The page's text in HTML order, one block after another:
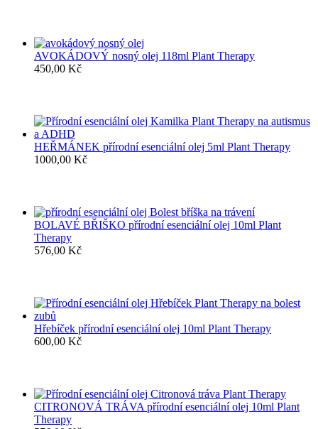
AVOKÁDOVÝ nosný olej 118ml Plant Therapy
450,00 Kč
HEŘMÁNEK přírodní esenciální olej 5ml Plant Therapy
1000,00 Kč
BOLAVÉ BŘIŠKO přírodní esenciální olej 10ml Plant
Therapy
576,00 Kč
Hřebíček přírodní esenciální olej 10ml Plant Therapy
600,00 Kč
CITRONOVÁ TRÁVA přírodní esenciální olej 10ml Plant
Therapy